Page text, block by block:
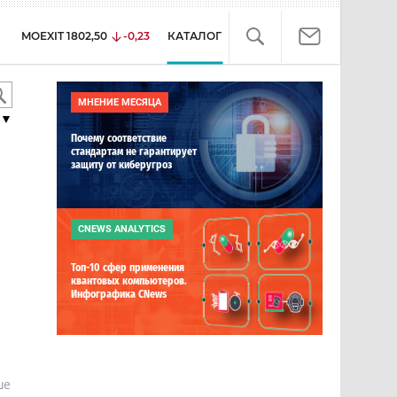
MOEXIT 1802,50 -0,23 КАТАЛОГ
МНЕНИЕ МЕСЯЦА
Почему соответствие
стандартам не гарантирует
защиту от киберугроз
CNEWS ANALYTICS
Топ-10 сфер применения
квантовых компьютеров.
Инфографика CNews